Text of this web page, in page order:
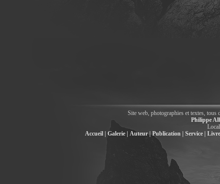
Site web, photographies et textes, tous
Philippe
Accueil |
Galerie | Auteur | Publication | Service |